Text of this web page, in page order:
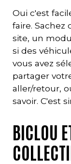
Oui c'est
faire. Sachez
site, un
si des
vous avez
partager
aller/retour,
savoir. C'est
BICLOU